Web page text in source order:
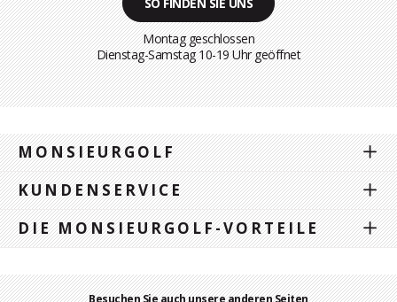
Montag geschlossen
Dienstag-Samstag 10-19 Uhr geöffnet
MONSIEURGOLF
KUNDENSERVICE
DIE MONSIEURGOLF-VORTEILE
Besuchen Sie auch unsere anderen Seiten